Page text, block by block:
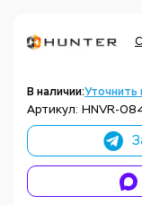
В наличии:Уточнить
Артикул: HNVR-